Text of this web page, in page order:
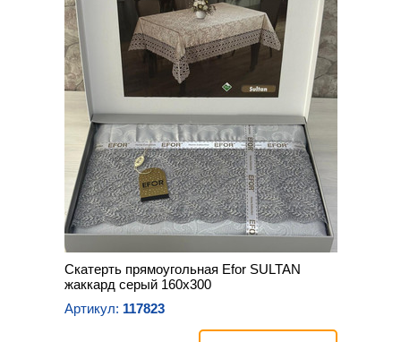
Скатерть прямоугольная Efor SULTAN
жаккард серый 160х300
Артикул: 117823